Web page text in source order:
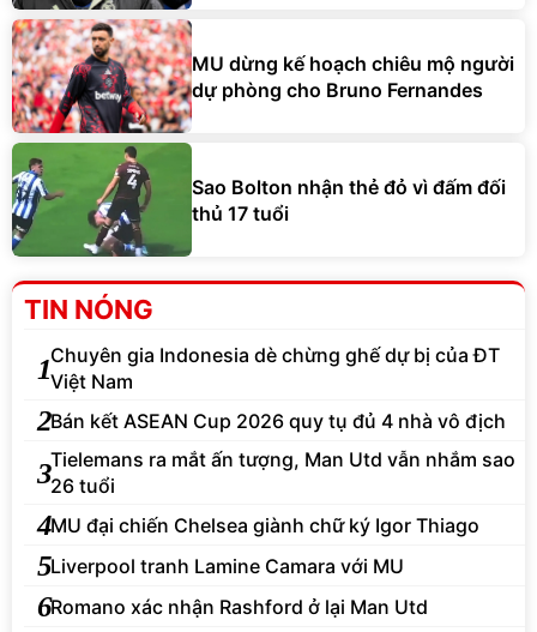
MU dừng kế hoạch chiêu mộ người
dự phòng cho Bruno Fernandes
Sao Bolton nhận thẻ đỏ vì đấm đối
thủ 17 tuổi
TIN NÓNG
1Chuyên gia Indonesia dè chừng ghế dự bị của ĐT
Việt Nam
2Bán kết ASEAN Cup 2026 quy tụ đủ 4 nhà vô địch
3Tielemans ra mắt ấn tượng, Man Utd vẫn nhắm sao
26 tuổi
4MU đại chiến Chelsea giành chữ ký Igor Thiago
5Liverpool tranh Lamine Camara với MU
6Romano xác nhận Rashford ở lại Man Utd